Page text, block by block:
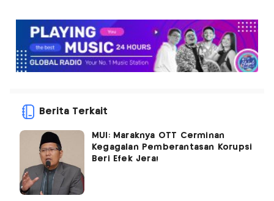
Berita Terkait
MUI: Maraknya OTT Cerminan
Kegagalan Pemberantasan Korupsi
Beri Efek Jera!